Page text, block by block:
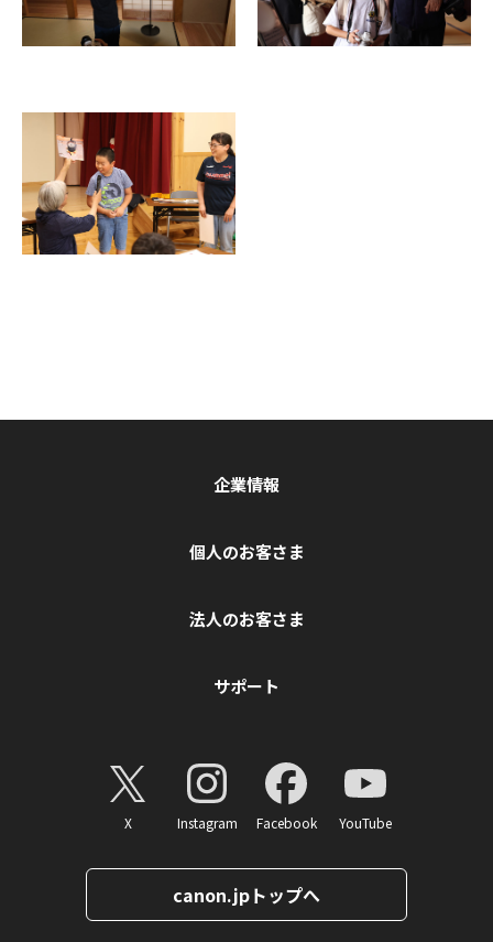
企業情報
個人のお客さま
法人のお客さま
サポート
X Instagram Facebook YouTube
canon.jpトップへ